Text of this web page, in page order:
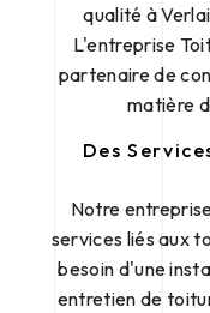
qualité à
L'entreprise
partenaire de
matière
Des
Notre
services liés aux
besoin d'une
entretien de